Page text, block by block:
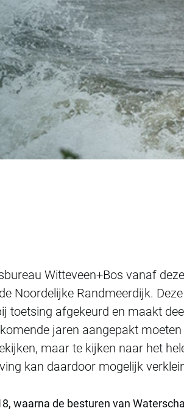
Witteveen+Bos vanaf
Noordelijke Randmeerdijk.
toetsing afgekeurd en maakt
jaren aangepakt moeten
maar te kijken naar het
kan daardoor mogelijk
waarna de besturen van